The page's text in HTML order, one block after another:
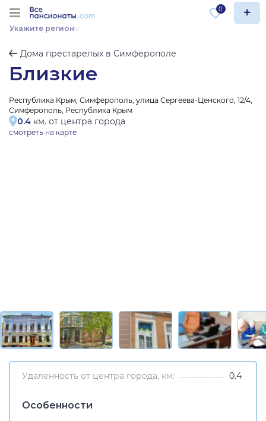
Укажите регион
0
Дома престарелых в Симферополе
Близкие
Республика Крым, Симферополь, улица Сергеева-Ценского, 12/4,
Симферополь, Республика Крым
0.4 км. от центра города
смотреть на карте
Удаленность от центра города, км: 0.4
Особенности